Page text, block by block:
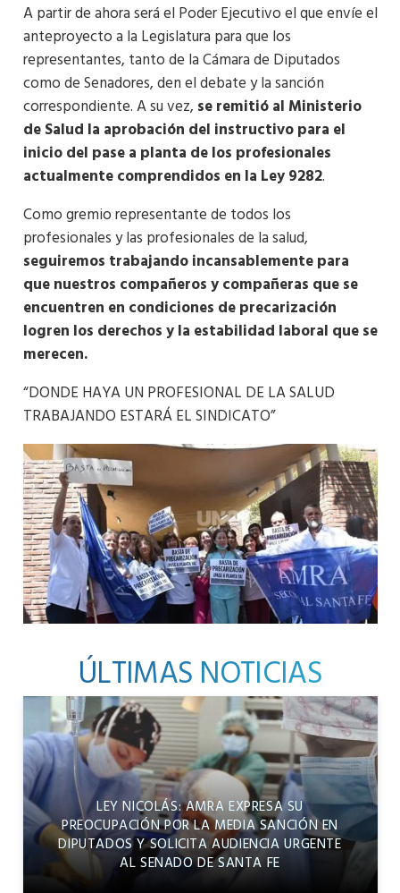
A partir de ahora será el Poder Ejecutivo el que envíe el
anteproyecto a la Legislatura para que los
representantes, tanto de la Cámara de Diputados
como de Senadores, den el debate y la sanción
correspondiente. A su vez, se remitió al Ministerio
de Salud la aprobación del instructivo para el
inicio del pase a planta de los profesionales
actualmente comprendidos en la Ley 9282.
Como gremio representante de todos los
profesionales y las profesionales de la salud,
seguiremos trabajando incansablemente para
que nuestros compañeros y compañeras que se
encuentren en condiciones de precarización
logren los derechos y la estabilidad laboral que se
merecen.
“DONDE HAYA UN PROFESIONAL DE LA SALUD
TRABAJANDO ESTARÁ EL SINDICATO”
ÚLTIMAS NOTICIAS
LEY NICOLÁS: AMRA EXPRESA SU
PREOCUPACIÓN POR LA MEDIA SANCIÓN EN
DIPUTADOS Y SOLICITA AUDIENCIA URGENTE
AL SENADO DE SANTA FE